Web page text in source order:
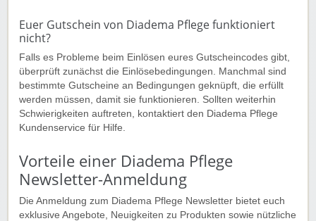
Euer Gutschein von Diadema Pflege funktioniert
nicht?
Falls es Probleme beim Einlösen eures Gutscheincodes gibt,
überprüft zunächst die Einlösebedingungen. Manchmal sind
bestimmte Gutscheine an Bedingungen geknüpft, die erfüllt
werden müssen, damit sie funktionieren. Sollten weiterhin
Schwierigkeiten auftreten, kontaktiert den Diadema Pflege
Kundenservice für Hilfe.
Vorteile einer Diadema Pflege
Newsletter-Anmeldung
Die Anmeldung zum Diadema Pflege Newsletter bietet euch
exklusive Angebote, Neuigkeiten zu Produkten sowie nützliche